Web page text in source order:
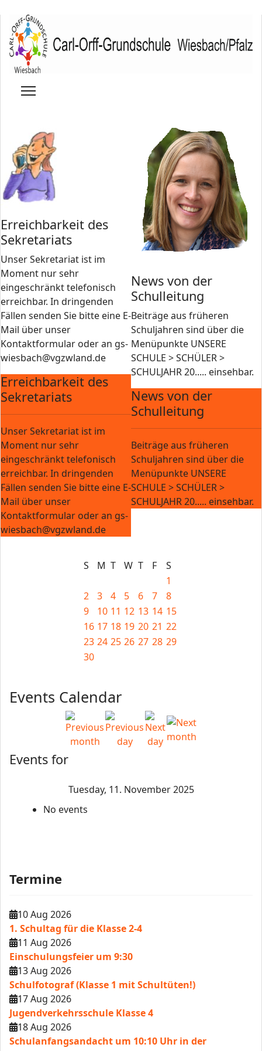
Erreichbarkeit des
Sekretariats
Unser Sekretariat ist im
Moment nur sehr
eingeschränkt telefonisch
erreichbar. In dringenden
Fällen senden Sie bitte eine E-
Mail über unser
Kontaktformular oder an gs-
wiesbach@vgzwland.de
Erreichbarkeit des
Sekretariats
Unser Sekretariat ist im
Moment nur sehr
eingeschränkt telefonisch
erreichbar. In dringenden
Fällen senden Sie bitte eine E-
Mail über unser
Kontaktformular oder an gs-
wiesbach@vgzwland.de
News von der
Schulleitung
Beiträge aus früheren
Schuljahren sind über die
Menüpunkte UNSERE
SCHULE > SCHÜLER >
SCHULJAHR 20..... einsehbar.
News von der
Schulleitung
Beiträge aus früheren
Schuljahren sind über die
Menüpunkte UNSERE
SCHULE > SCHÜLER >
SCHULJAHR 20..... einsehbar.
S M T W T F
S
1
2
3 4 5 6 7
8
9
10 11 12 13 14 15
16 17 18 19 20 21 22
23 24 25 26 27 28 29
30
Events Calendar
Events for
Tuesday, 11. November 2025
No events
Termine
10 Aug 2026
1. Schultag für die Klasse 2-4
11 Aug 2026
Einschulungsfeier um 9:30
13 Aug 2026
Schulfotograf (Klasse 1 mit Schultüten!)
17 Aug 2026
Jugendverkehrsschule Klasse 4
18 Aug 2026
Schulanfangsandacht um 10:10 Uhr in der